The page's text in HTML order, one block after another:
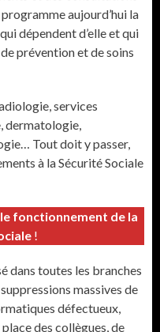
aujourd’hui la
dépendent d’elle et qui
prévention et de soins
services
dermatologie,
Tout doit y passer,
à la Sécurité Sociale
fonctionnement de la
!
dans toutes les branches
massives de
défectueux,
des collègues, de